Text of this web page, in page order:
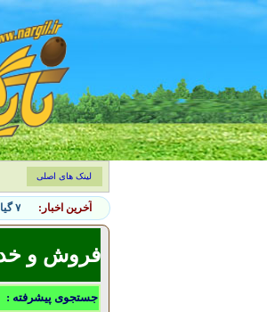
لینک های اصلی
آخرین اخبار: ۷ گیاه بومی ایران برای بالکن‌های آفتاب‌گیر؛ کم‌توقع و مقاوم
فروش و
جستجوی پیشرفته :